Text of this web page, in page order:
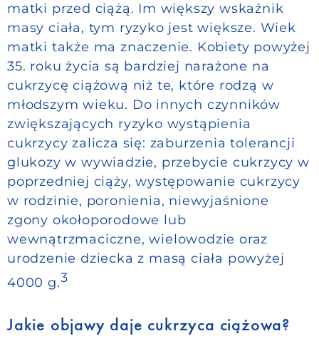
matki przed ciążą. Im większy wskaźnik
masy ciała, tym ryzyko jest większe. Wiek
matki także ma znaczenie. Kobiety powyżej
35. roku życia są bardziej narażone na
cukrzycę ciążową niż te, które rodzą w
młodszym wieku. Do innych czynników
zwiększających ryzyko wystąpienia
cukrzycy zalicza się: zaburzenia tolerancji
glukozy w wywiadzie, przebycie cukrzycy w
poprzedniej ciąży, występowanie cukrzycy
w rodzinie, poronienia, niewyjaśnione
zgony okołoporodowe lub
wewnątrzmaciczne, wielowodzie oraz
urodzenie dziecka z masą ciała powyżej
4000 g.3
Jakie objawy daje cukrzyca ciążowa?